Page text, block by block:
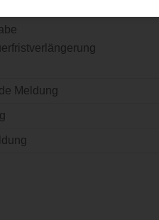
Meldung